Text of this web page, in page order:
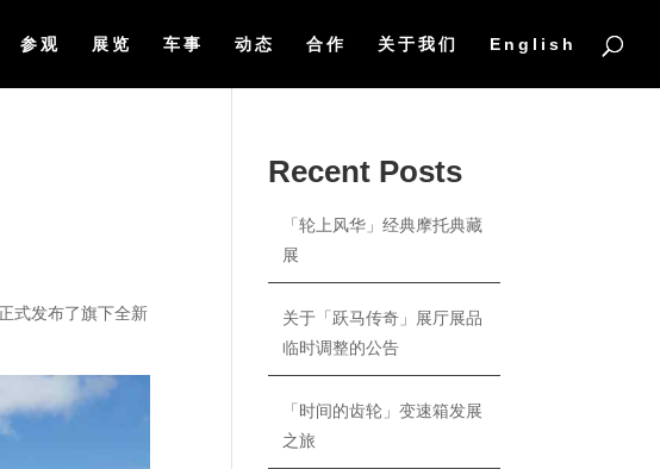
参观 展览 车事 动态 合作 关于我们 English
式发布了旗下全新
Recent Posts
「轮上风华」经典摩托典藏
展
关于「跃马传奇」展厅展品
临时调整的公告
「时间的齿轮」变速箱发展
之旅